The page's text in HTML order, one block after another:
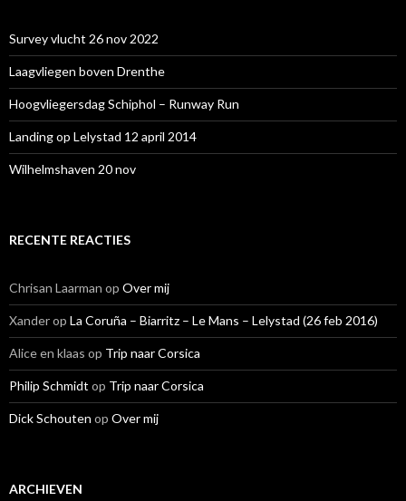
Survey vlucht 26 nov 2022
Laagvliegen boven Drenthe
Hoogvliegersdag Schiphol – Runway Run
Landing op Lelystad 12 april 2014
Wilhelmshaven 20 nov
RECENTE REACTIES
Chrisan Laarman op Over mij
Xanderop La Coruña – Biarritz – Le Mans – Lelystad (26 feb 2016)
Alice en klaas op Trip naar Corsica
Philip Schmidt op Trip naar Corsica
Dick Schouten op Over mij
ARCHIEVEN